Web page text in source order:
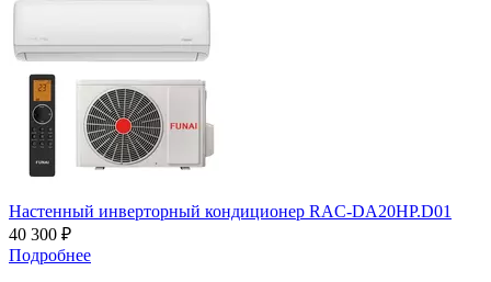
Настенный инверторный кондиционер RAC-DA20HP.D01
40 300 ₽
Подробнее